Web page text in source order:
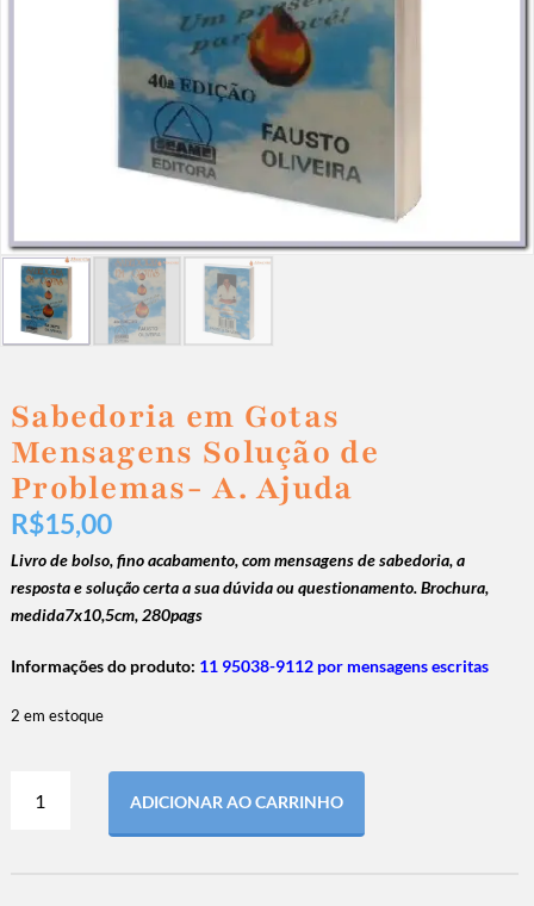
Sabedoria em Gotas
Mensagens Solução de
Problemas- A. Ajuda
R$15,00
Livro de bolso, fino acabamento, com mensagens de sabedoria, a
resposta e solução certa a sua dúvida ou questionamento. Brochura,
medida7x10,5cm, 280pags
Informações do produto: 11 95038-9112 por mensagens escritas
2 em estoque
ADICIONAR AO CARRINHO